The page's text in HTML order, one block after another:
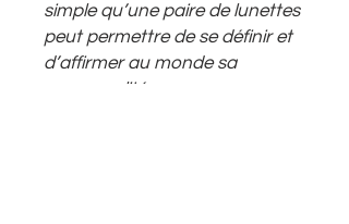
simple qu’une paire de lunettes
peut permettre de se définir et
d’affirmer au monde sa
personnalité, comme une